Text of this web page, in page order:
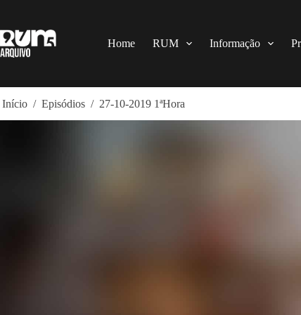
o
conteúdo
Home RUM Informação
Início / Episódios / 27-10-2019 1ªHora